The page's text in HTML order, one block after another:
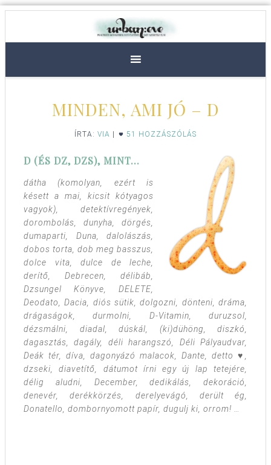
MINDEN, AMI JÓ – D
ÍRTA: VIA 51 HOZZÁSZÓLÁS
D (ÉS DZ, DZS), MINT…
dátha (komolyan, ezért is
késett a mai, kicsit kótyagos
vagyok), detektívregények,
dorombolás, dunyha, dörgés,
dumaparti, Duna, dalolászás,
dobos torta, dob meg basszus,
dolce vita, dulce de leche,
derítő, Debrecen, délibáb,
Dzsungel Könyve, DELETE,
Deodato, Dacia, diós sütik, dolgozni, dönteni, dráma,
drágaságok, durmolni, D-Vitamin, duruzsol,
dézsmálni, diadal, dúskál, (ki)dühöng, diszkó,
dagasztás, dagály, déli harangszó, Déli Pályaudvar,
Deák tér, díva, dagonyázó malacok, Dante, detto ♥,
dzseki, diavetítő, dátumot írni egy új lap tetejére,
délig aludni, December, dedikálás, dekoráció,
denevér, derékkörzés, derelyevágó, derült ég,
Donatello, dombornyomott papír, dugulj ki, orrom! …